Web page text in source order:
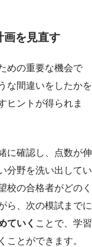
画を見直す
めの重要な機会で
な間違いをしたかを
ヒントが得られま
に確認し、点数が伸
分野を洗い出してい
校の合格者がどのく
ら、次の模試までに
ていく ことで、学習
ことができます。